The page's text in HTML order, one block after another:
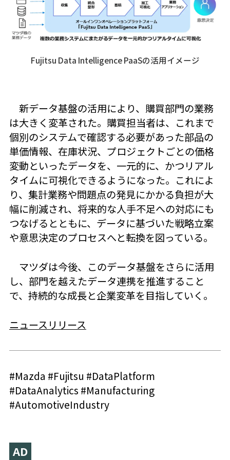
Fujitsu Data Intelligence PaaSの活用イメージ
新データ基盤の活用により、購買部門の業務
は大きく変革された。購買担当者は、これまで
個別のシステムで確認する必要があった部品の
単価情報、在庫状況、プロジェクトごとの価格
変動といったデータを、一元的に、かつリアル
タイムに可視化できるようになった。これによ
り、集計業務や問題点の発見にかかる負担が大
幅に削減され、将来的な人手不足への対応にも
つなげるとともに、データに基づいた戦略立案
や意思決定のプロセスへと転換を図っている。
マツダは今後、このデータ基盤をさらに活用
し、部門を越えたデータ連携を推進すること
で、持続的な成長と企業変革を目指していく。
ニュースリリース
#Mazda #Fujitsu #DataPlatform
#DataAnalytics #Manufacturing
#AutomotiveIndustry
AD